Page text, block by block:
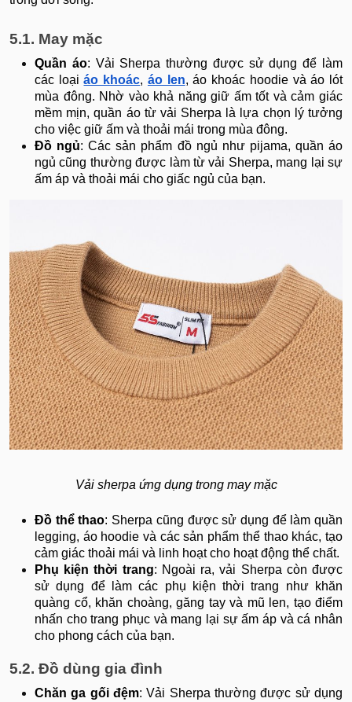
5.1. May mặc
Quần áo: Vải Sherpa thường được sử dụng để làm
các loạiáo khoác, áo len, áo khoác hoodie và áo lót
mùa đông. Nhờ vào khả năng giữ ấm tốt và cảm giác
mềm mịn, quần áo từ vải Sherpa là lựa chọn lý tưởng
cho việc giữ ấm và thoải mái trong mùa đông.
Đồ ngủ: Các sản phẩm đồ ngủ như pijama, quần áo
ngủ cũng thường được làm từ vải Sherpa, mang lại sự
ấm áp và thoải mái cho giấc ngủ của bạn.
​​​​​​​Vải sherpa ứng dụng trong may mặc
Đồ thể thao: Sherpa cũng được sử dụng để làm quần
legging, áo hoodie và các sản phẩm thể thao khác, tạo
cảm giác thoải mái và linh hoạt cho hoạt động thể chất.
Phụ kiện thời trang: Ngoài ra, vải Sherpa còn được
sử dụng để làm các phụ kiện thời trang như khăn
quàng cổ, khăn choàng, găng tay và mũ len, tạo điểm
nhấn cho trang phục và mang lại sự ấm áp và cá nhân
cho phong cách của bạn.
5.2. Đồ dùng gia đình
Chăn ga gối đệm: Vải Sherpa thường được sử dụng